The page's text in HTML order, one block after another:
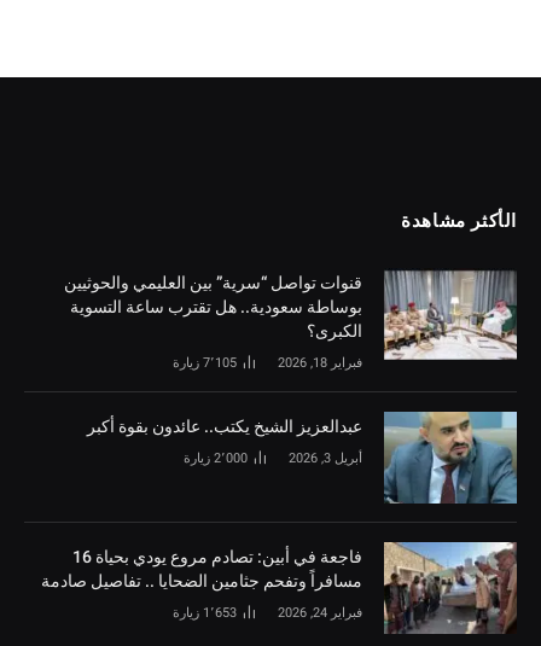
الأكثر مشاهدة
قنوات تواصل “سرية” بين العليمي والحوثيين
بوساطة سعودية.. هل تقترب ساعة التسوية
الكبرى؟
فبراير 18, 2026 7٬105 زيارة
‏عبدالعزيز الشيخ يكتب.. عائدون بقوة أكبر
أبريل 3, 2026 2٬000 زيارة
فاجعة في أبين: تصادم مروع يودي بحياة 16
مسافراً وتفحم جثامين الضحايا .. تفاصيل صادمة
فبراير 24, 2026 1٬653 زيارة